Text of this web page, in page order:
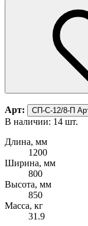
Арт: СП-С-12/8-П
В наличии: 14 шт.
Длина, мм
1200
Ширина, мм
800
Высота, мм
850
Масса, кг
31.9